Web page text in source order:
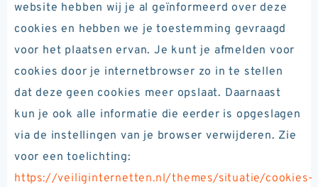
website hebben wij je al geïnformeerd over deze
cookies en hebben we je toestemming gevraagd
voor het plaatsen ervan. Je kunt je afmelden voor
cookies door je internetbrowser zo in te stellen
dat deze geen cookies meer opslaat. Daarnaast
kun je ook alle informatie die eerder is opgeslagen
via de instellingen van je browser verwijderen. Zie
voor een toelichting:
https://veiliginternetten.nl/themes/situatie/cookies-